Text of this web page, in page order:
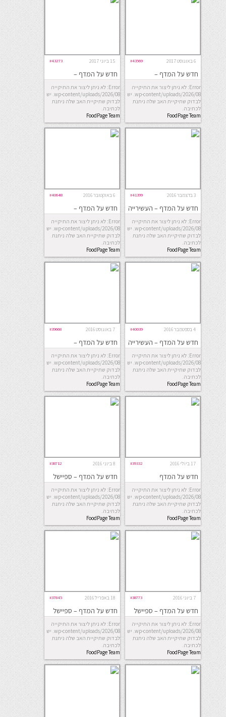
6 באוגוסט 2017 #43569
חדש על המדף –
החמישייה השבועית
Error: לא ניתן ליצור את התיקייה
wp-content/uploads/2026/08. יש
לבדוק שתיקיית האב שלה ניתנת
לכתיבה.
FoodPage Team
15 ביוני 2017 #43273
חדש על המדף –
החמישייה השבועית
Error: לא ניתן ליצור את התיקייה
wp-content/uploads/2026/08. יש
לבדוק שתיקיית האב שלה ניתנת
לכתיבה.
FoodPage Team
3 בדצמבר 2016 #41399
חדש על המדף – העשירייה
השבועית
Error: לא ניתן ליצור את התיקייה
wp-content/uploads/2026/08. יש
לבדוק שתיקיית האב שלה ניתנת
לכתיבה.
FoodPage Team
6 באוקטובר 2016 #40648
חדש על המדף –
החמישייה השבועית
Error: לא ניתן ליצור את התיקייה
wp-content/uploads/2026/08. יש
לבדוק שתיקיית האב שלה ניתנת
לכתיבה.
FoodPage Team
4 בספטמבר 2016 #40039
חדש על המדף – העשירייה
השבועית
Error: לא ניתן ליצור את התיקייה
wp-content/uploads/2026/08. יש
לבדוק שתיקיית האב שלה ניתנת
לכתיבה.
FoodPage Team
7 באוגוסט 2016 #39668
חדש על המדף –
החמישייה השבועית
Error: לא ניתן ליצור את התיקייה
wp-content/uploads/2026/08. יש
לבדוק שתיקיית האב שלה ניתנת
לכתיבה.
FoodPage Team
17 ביולי 2016 #39332
חדש על המדף
Error: לא ניתן ליצור את התיקייה
wp-content/uploads/2026/08. יש
לבדוק שתיקיית האב שלה ניתנת
לכתיבה.
FoodPage Team
8 ביוני 2016 #38712
חדש על המדף – ספיישל
שלגונים וגלידות לשנת
2016
Error: לא ניתן ליצור את התיקייה
wp-content/uploads/2026/08. יש
לבדוק שתיקיית האב שלה ניתנת
לכתיבה.
FoodPage Team
7 ביוני 2016 #38773
חדש על המדף – ספיישל
שבועות 2016Error: לא ניתן ליצור את התיקייה
wp-content/uploads/2026/08. יש
לבדוק שתיקיית האב שלה ניתנת
לכתיבה.
FoodPage Team
18 באפריל 2016 #37845
חדש על המדף – ספיישל
פסחError: לא ניתן ליצור את התיקייה
wp-content/uploads/2026/08. יש
לבדוק שתיקיית האב שלה ניתנת
לכתיבה.
FoodPage Team